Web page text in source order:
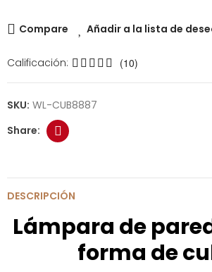
Compare Añadir a la lista de
Calificación: (10)
SKU: WL-CUB8887
DESCRIPCIÓN
Lámpara de
forma de